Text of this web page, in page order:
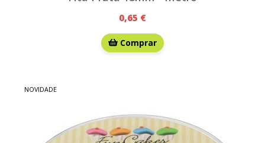
0,65 €
Comprar
NOVIDADE